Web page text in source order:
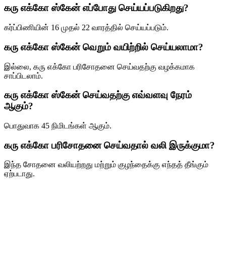
கரு எக்கோ ஸ்கேன் எப்போது செய்யப்படுகிறது?
கர்ப்பிணியின் 16 முதல் 22 வாரத்தில் செய்யப்படும்.
கரு எக்கோ ஸ்கேன் வெறும் வயிற்றில் செய்யலாமா?
இல்லை, கரு எக்கோ பரிசோதனை செய்வதற்கு வழக்கமாக
சாப்பிடலாம்.
கரு எக்கோ ஸ்கேன் செய்வதற்கு எவ்வளவு நேரம்
ஆகும்?
பொதுவாக 45 நிமிடங்கள் ஆகும்.
கரு எக்கோ பரிசோதனை செய்வதால் வலி இருக்குமா?
இந்த சோதனை வலியற்றது மற்றும் குழந்தைக்கு எந்தத் தீங்கும்
ஏற்படாது.